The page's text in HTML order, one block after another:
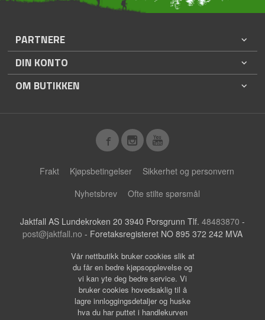
PARTNERE
DIN KONTO
OM BUTIKKEN
Frakt Kjøpsbetingelser
Sikkerhet og personvern
Nyhetsbrev
Ofte stilte spørsmål
Jaktfall AS Lundekroken 20 3940 Porsgrunn Tlf. 48483870 -
post@jaktfall.no - Foretaksregisteret NO 895 372 242 MVA
Vår nettbutikk bruker cookies slik at
du får en bedre kjøpsopplevelse og
vi kan yte deg bedre service. Vi
bruker cookies hovedsaklig til å
lagre innloggingsdetaljer og huske
hva du har puttet i handlekurven